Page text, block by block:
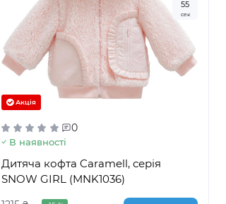
Акція
53
сек
0
В наявності
Дитяча кофта Caramell, серія
SNOW GIRL (MNK1036)